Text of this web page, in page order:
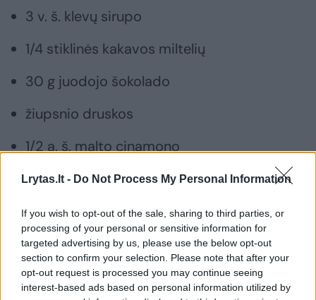
Lrytas.lt - Do Not Process My Personal Information
If you wish to opt-out of the sale, sharing to third parties, or
processing of your personal or sensitive information for
targeted advertising by us, please use the below opt-out
section to confirm your selection. Please note that after your
opt-out request is processed you may continue seeing
interest-based ads based on personal information utilized by
3 v. š. klevų sirupo
1/4 stiklinės kakavos miltelių
30 g juodojo šokolado
žiupsnio druskos
1/2 a. š. malto cinamono
1/2 a. š. vanilės ekstrakto
Kaip gaminti
Anakardžių riešutus bei datules nuplauname,
užpilame vandeniu ir palaikome 1 valandą